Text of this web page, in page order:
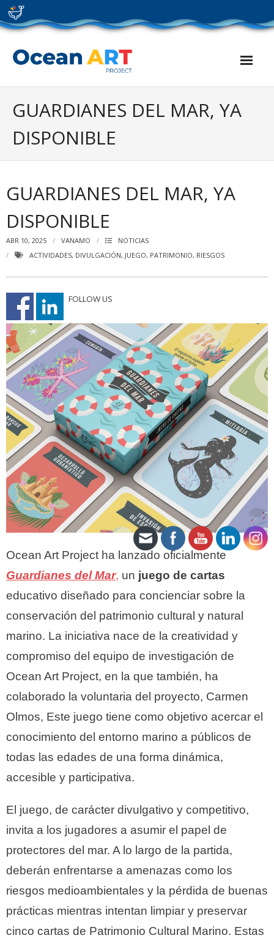
Skip
to
content
GUARDIANES DEL MAR, YA
DISPONIBLE
GUARDIANES DEL MAR, YA
DISPONIBLE
ABR 10, 2025 VANAMO
NOTICIAS
ACTIVIDADES, DIVULGACIÓN, JUEGO, PATRIMONIO, RIESGOS
FOLLOW US
Ocean Art Project ha lanzado oficialmente
Guardianes del Mar, un juego de cartas
educativo diseñado para concienciar sobre la
conservación del patrimonio cultural y natural
marino. La iniciativa nace de la creatividad y
compromiso del equipo de investigación de
Ocean Art Project, en la que también, ha
colaborado la voluntaria del proyecto, Carmen
Olmos, Este juego tiene como objetivo acercar el
conocimiento del entorno marino a públicos de
todas las edades de una forma dinámica,
accesible y participativa.
El juego, de carácter divulgativo y competitivo,
invita a los jugadores a asumir el papel de
protectores del mar. A lo largo de la partida,
deberán enfrentarse a amenazas como los
riesgos medioambientales y la pérdida de buenas
prácticas mientras intentan limpiar y preservar
cinco cartas de Patrimonio Cultural Marino. Estas